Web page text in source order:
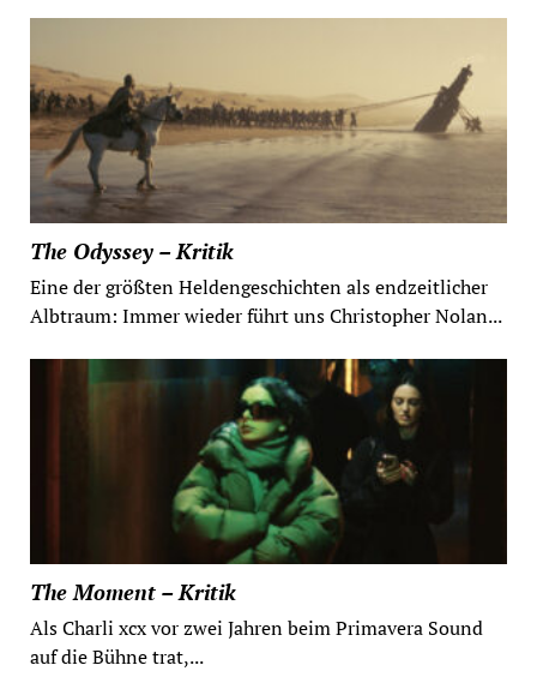
The Odyssey – Kritik
Eine der größten Heldengeschichten als endzeitlicher
Albtraum: Immer wieder führt uns Christopher Nolan...
The Moment – Kritik
Als Charli xcx vor zwei Jahren beim Primavera Sound
auf die Bühne trat,...